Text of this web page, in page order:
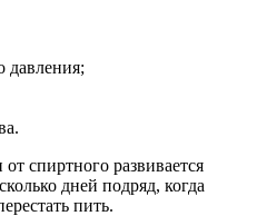
давления;
спиртного развивается
дней подряд, когда
пить.